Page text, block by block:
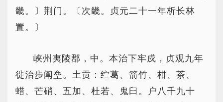
畿。〕荆门。〔次畿。贞元二十一年析长林
置。〕
峡州夷陵郡，中。本治下牢戍，贞观九年
徙治步阐垒。土贡：纻葛、箭竹、柑、茶、
蜡、芒硝、五加、杜若、鬼臼。户八千九十